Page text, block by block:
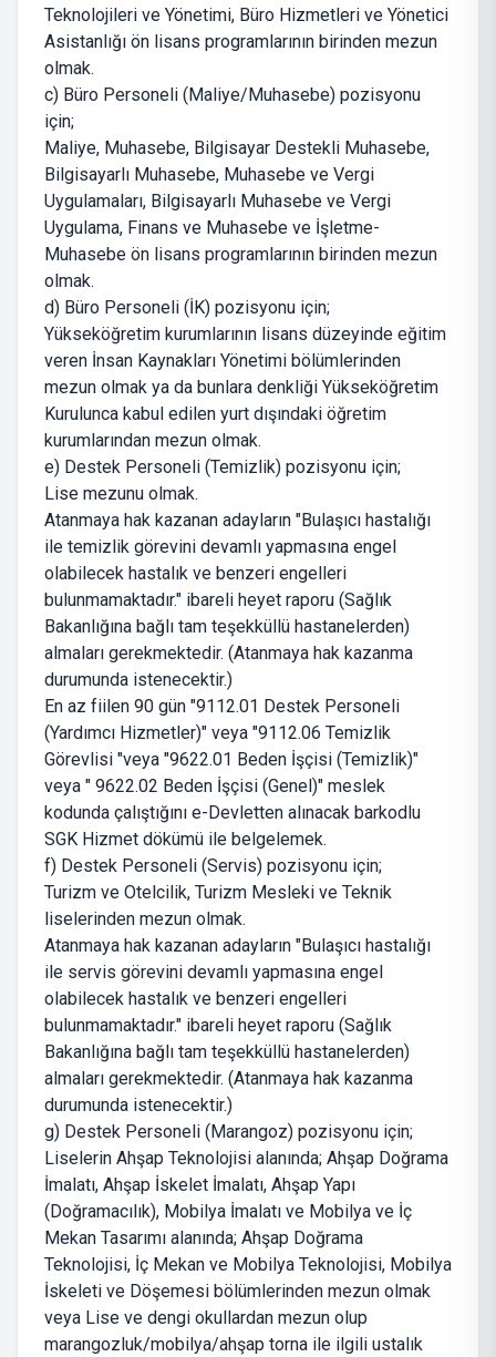
Teknolojileri ve Yönetimi, Büro Hizmetleri ve Yönetici
Asistanlığı ön lisans programlarının birinden mezun
olmak.
c) Büro Personeli (Maliye/Muhasebe) pozisyonu
için;
Maliye, Muhasebe, Bilgisayar Destekli Muhasebe,
Bilgisayarlı Muhasebe, Muhasebe ve Vergi
Uygulamaları, Bilgisayarlı Muhasebe ve Vergi
Uygulama, Finans ve Muhasebe ve İşletme-
Muhasebe ön lisans programlarının birinden mezun
olmak.
d) Büro Personeli (İK) pozisyonu için;
Yükseköğretim kurumlarının lisans düzeyinde eğitim
veren İnsan Kaynakları Yönetimi bölümlerinden
mezun olmak ya da bunlara denkliği Yükseköğretim
Kurulunca kabul edilen yurt dışındaki öğretim
kurumlarından mezun olmak.
e) Destek Personeli (Temizlik) pozisyonu için;
Lise mezunu olmak.
Atanmaya hak kazanan adayların "Bulaşıcı hastalığı
ile temizlik görevini devamlı yapmasına engel
olabilecek hastalık ve benzeri engelleri
bulunmamaktadır." ibareli heyet raporu (Sağlık
Bakanlığına bağlı tam teşekküllü hastanelerden)
almaları gerekmektedir. (Atanmaya hak kazanma
durumunda istenecektir.)
En az fiilen 90 gün "9112.01 Destek Personeli
(Yardımcı Hizmetler)" veya "9112.06 Temizlik
Görevlisi "veya "9622.01 Beden İşçisi (Temizlik)"
veya " 9622.02 Beden İşçisi (Genel)" meslek
kodunda çalıştığını e-Devletten alınacak barkodlu
SGK Hizmet dökümü ile belgelemek.
f) Destek Personeli (Servis) pozisyonu için;
Turizm ve Otelcilik, Turizm Mesleki ve Teknik
liselerinden mezun olmak.
Atanmaya hak kazanan adayların "Bulaşıcı hastalığı
ile servis görevini devamlı yapmasına engel
olabilecek hastalık ve benzeri engelleri
bulunmamaktadır." ibareli heyet raporu (Sağlık
Bakanlığına bağlı tam teşekküllü hastanelerden)
almaları gerekmektedir. (Atanmaya hak kazanma
durumunda istenecektir.)
g) Destek Personeli (Marangoz) pozisyonu için;
Liselerin Ahşap Teknolojisi alanında; Ahşap Doğrama
İmalatı, Ahşap İskelet İmalatı, Ahşap Yapı
(Doğramacılık), Mobilya İmalatı ve Mobilya ve İç
Mekan Tasarımı alanında; Ahşap Doğrama
Teknolojisi, İç Mekan ve Mobilya Teknolojisi, Mobilya
İskeleti ve Döşemesi bölümlerinden mezun olmak
veya Lise ve dengi okullardan mezun olup
marangozluk/mobilya/ahşap torna ile ilgili ustalık